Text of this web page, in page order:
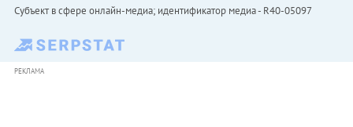
Субъект в сфере онлайн-медиа; идентификатор медиа - R40-05097
РЕКЛАМА